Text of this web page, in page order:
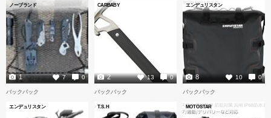
ノーブランド
7 0
1
CARBABY
13 0
2
エンデュリスタン
10 0
8
バックパック
エンデュリスタン
バックパック
T.S.H
バックパック
MOTOSTAR